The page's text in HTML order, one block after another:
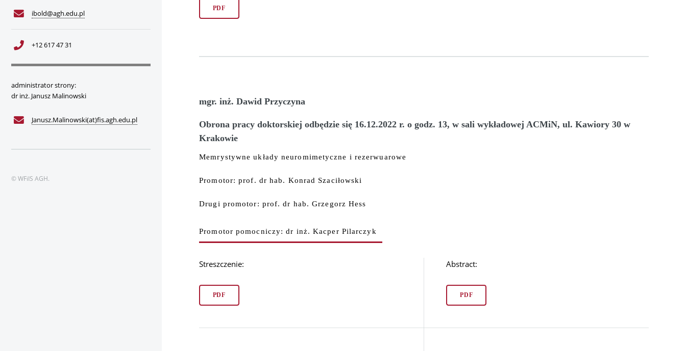
PDF
mgr. inż. Dawid Przyczyna
Obrona pracy doktorskiej odbędzie się 16.12.2022 r. o godz. 13, w sali wykładowej ACMiN, ul. Kawiory 30 w
Krakowie
Memrystywne układy neuromimetyczne i rezerwuarowe
Promotor: prof. dr hab. Konrad Szaciłowski
Drugi promotor: prof. dr hab. Grzegorz Hess
Promotor pomocniczy: dr inż. Kacper Pilarczyk
Streszczenie:
PDF
Abstract:
PDF
ibold@agh.edu.pl
+12 617 47 31
administrator strony:
dr inż. Janusz Malinowski
Janusz.Malinowski(at)fis.agh.edu.pl
© WFiIS AGH.